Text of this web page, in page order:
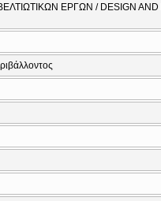
ΕΡΓΩΝ / DESIGN AND